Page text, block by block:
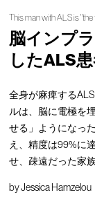
This man with ALS is
脳インプ
したALS
全身が麻痺する
ルは、脳に電極を
せる」ようになっ
え、精度は99%に
せ、疎遠だった家
byJessica Hamzelou